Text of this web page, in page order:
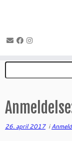
indhold
Søg
efter:
26. april 2017i